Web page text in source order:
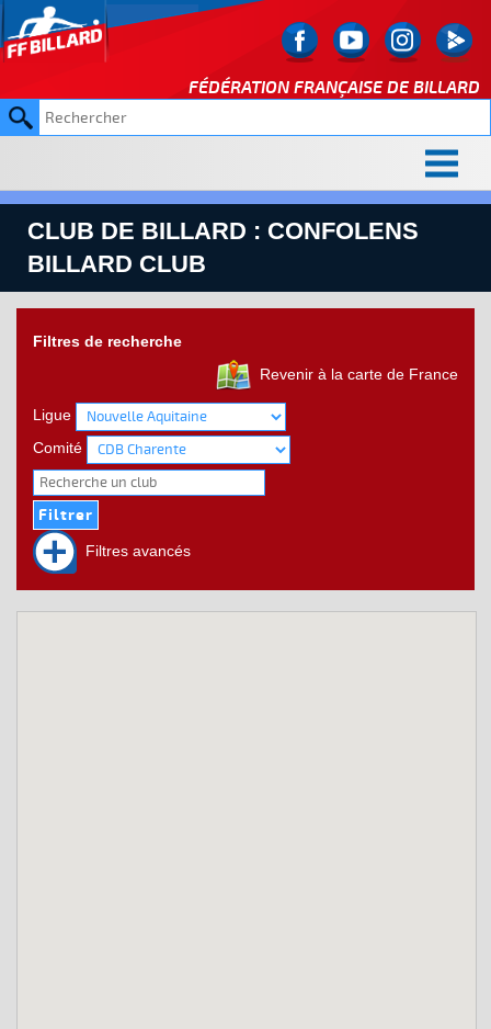
FÉDÉRATION FRANÇAISE DE BILLARD
CLUB DE BILLARD : CONFOLENS
BILLARD CLUB
Filtres de recherche
Revenir à la carte de France
Ligue
Comité
Filtres avancés